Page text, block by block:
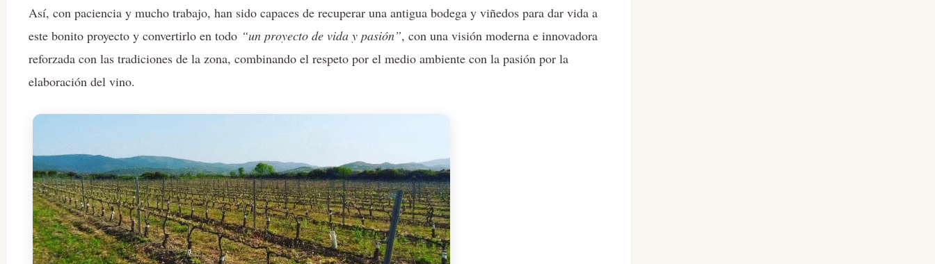
Así, con paciencia y mucho trabajo, han sido capaces de recuperar una antigua bodega y viñedos para dar vida a
este bonito proyecto y convertirlo en todo “un proyecto de vida y pasión”, con una visión moderna e innovadora
reforzada con las tradiciones de la zona, combinando el respeto por el medio ambiente con la pasión por la
elaboración del vino.